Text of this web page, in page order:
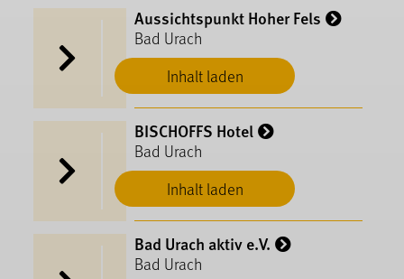
Inhalt laden
Aussichtspunkt Hoher Fels
Bad Urach
Inhalt laden
BISCHOFFS Hotel
Bad Urach
Bad Urach aktiv e.V.
Bad Urach